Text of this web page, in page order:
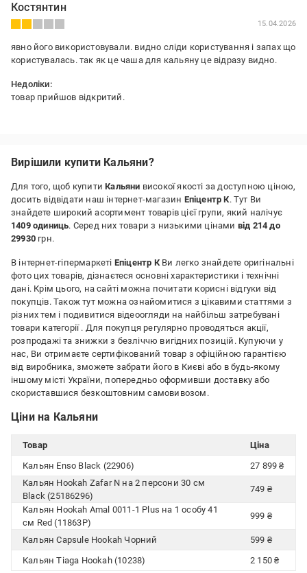
Костянтин
15.04.2026
явно його використовували. видно сліди користування і запах що
користувалась. так як це чаша для кальяну це відразу видно.
Недоліки:
товар прийшов відкритий.
Вирішили купити Кальяни?
Для того, щоб купитиКальяни високої якості за доступною ціною,
досить відвідати наш інтернет-магазин Епіцентр К. Тут Ви
знайдете широкий асортимент товарів цієї групи, який налічує
1409 одиниць. Серед них товари з низькими цінами від 214 до
29930 грн.
В інтернет-гіпермаркеті Епіцентр КВи легко знайдете оригінальні
фото цих товарів, дізнаєтеся основні характеристики і технічні
дані. Крім цього, на сайті можна почитати корисні відгуки від
покупців. Також тут можна ознайомитися з цікавими статтями з
різних тем і подивитися відеоогляди на найбільш затребувані
товари категорії . Для покупця регулярно проводяться акції,
розпродажі та знижки з безліччю вигідних позицій. Купуючи у
нас, Ви отримаєте сертифікований товар з офіційною гарантією
від виробника, зможете забрати його в Києві або в будь-якому
іншому місті України, попередньо оформивши доставку або
скориставшися безкоштовним самовивозом.
Ціни на Кальяни
Товар
Ціна
Кальян Enso Black (22906)
27 899 ₴
Кальян Hookah Zafar N на 2 персони 30 см
Black (25186296)
749 ₴
Кальян Hookah Amal 0011-1 Plus на 1 особу 41
см Red (11863P)
999 ₴
Кальян Capsule Hookah Чорний
599 ₴
Кальян Tiaga Hookah (10238)
2 150 ₴